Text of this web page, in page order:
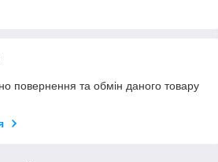
повернення та обмін даного товару